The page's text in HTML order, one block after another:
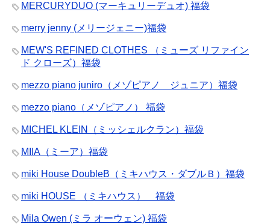
MERCURYDUO (マーキュリーデュオ) 福袋
merry jenny (メリージェニー)福袋
MEW'S REFINED CLOTHES （ミューズ リファイン
ド クローズ）福袋
mezzo piano juniro（メゾピアノ ジュニア）福袋
mezzo piano（メゾピアノ） 福袋
MICHEL KLEIN（ミッシェルクラン）福袋
MIIA（ミーア）福袋
miki House DoubleB（ミキハウス・ダブルＢ）福袋
miki HOUSE （ミキハウス） 福袋
Mila Owen (ミラ オーウェン) 福袋